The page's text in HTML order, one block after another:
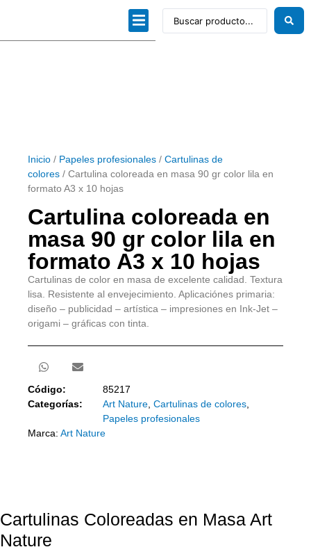
Inicio / Papeles profesionales / Cartulinas de
colores / Cartulina coloreada en masa 90 gr color lila en
formato A3 x 10 hojas
Cartulina coloreada en
masa 90 gr color lila en
formato A3 x 10 hojas
Cartulinas de color en masa de excelente calidad. Textura
lisa. Resistente al envejecimiento. Aplicaciónes primaria:
diseño – publicidad – artística – impresiones en Ink-Jet –
origami – gráficas con tinta.
Código:
85217
Categorías:
Art Nature, Cartulinas de colores,
Papeles profesionales
Marca: Art Nature
Cartulinas Coloreadas en Masa Art
Nature